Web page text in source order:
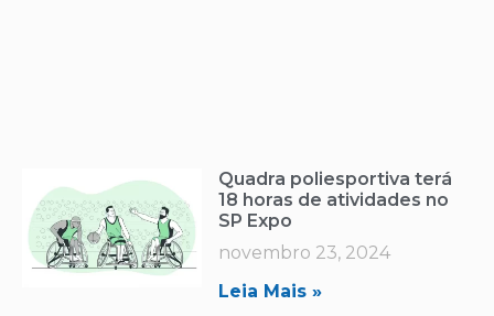
Quadra poliesportiva terá
18 horas de atividades no
SP Expo
novembro 23, 2024
Leia Mais »